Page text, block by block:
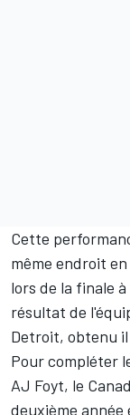
Cette
même endroit
lors de la finale
résultat de
Detroit, obtenu il
Pour compléter
AJ Foyt, le
deuxième